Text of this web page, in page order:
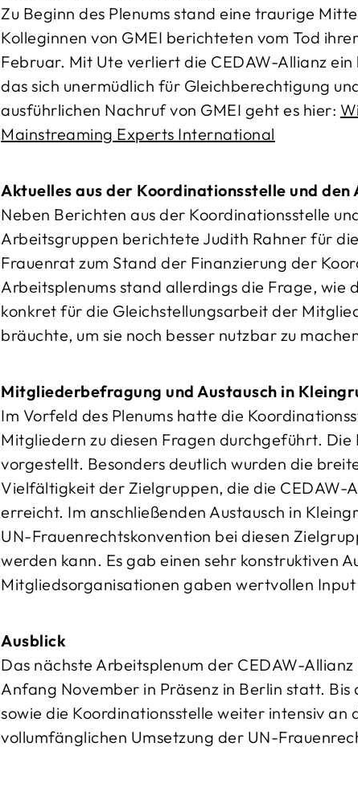
Zu Beginn des Plenums stand eine traurige
Kolleginnen von GMEI berichteten vom Tod
Februar. Mit Ute verliert die CEDAW-Allianz
das sich unermüdlich für Gleichberechtigung
ausführlichen Nachruf von GMEI geht es hier:
Mainstreaming Experts International
Aktuelles aus der Koordinationsstelle und
Neben Berichten aus der Koordinationsstelle
Arbeitsgruppen berichtete Judith Rahner für
Frauenrat zum Stand der Finanzierung der
Arbeitsplenums stand allerdings die Frage, wie
konkret für die Gleichstellungsarbeit der
bräuchte, um sie noch besser nutzbar zu
Mitgliederbefragung und Austausch in
Im Vorfeld des Plenums hatte die
Mitgliedern zu diesen Fragen durchgeführt. Die
vorgestellt. Besonders deutlich wurden die
Vielfältigkeit der Zielgruppen, die die CEDAW-
erreicht. Im anschließenden Austausch in
UN-Frauenrechtskonvention bei diesen
werden kann. Es gab einen sehr konstruktiven
Mitgliedsorganisationen gaben wertvollen
Ausblick
Das nächste Arbeitsplenum der CEDAW-
Anfang November in Präsenz in Berlin statt.
sowie die Koordinationsstelle weiter intensiv
vollumfänglichen Umsetzung der UN-